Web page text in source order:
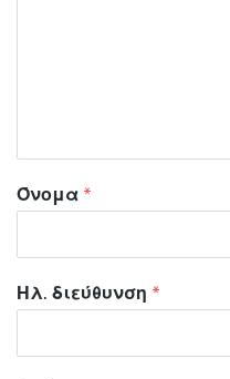
Όνομα *
Ηλ. διεύθυνση *